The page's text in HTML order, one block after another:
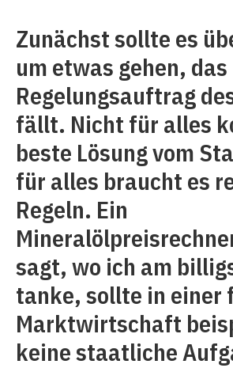
Zunächst sollte es
um etwas gehen, das
Regelungsauftrag
fällt. Nicht für alles
beste Lösung vom
für alles braucht es
Regeln. Ein
sagt, wo ich am
tanke, sollte in einer
Marktwirtschaft
keine staatliche